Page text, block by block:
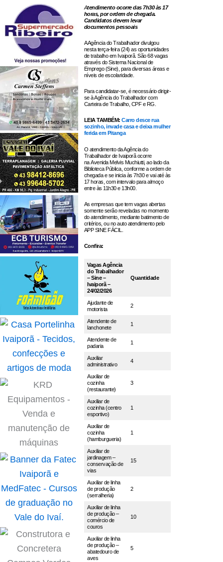
Atendimento ocorre das 7h30 às 17
horas, por ordem de chegada.
Candidatos devem levar
documentos pessoais
A Agência do Trabalhador divulgou
nesta terça-feira (24) as oportunidades
de trabalho em Ivaiporã. São 68 vagas
através do Sistema Nacional de
Emprego (Sine), para diversas áreas e
níveis de escolaridade.
Para candidatar-se, é necessário dirigir-
se à Agência do Trabalhador com
Carteira de Trabalho, CPF e RG.
LEIA TAMBÉM:Carro desce rua
sozinho, invade casa e deixa mulher
ferida em Pitanga
O atendimento da Agência do
Trabalhador de Ivaiporã ocorre
na Avenida Melvis Muchiutti, ao lado da
Biblioteca Pública, conforme a ordem de
chegada e se inicia às 7h30 e vai até às
17 horas, com intervalo para almoço
entre às 11h30 e 13h00.
As empresas que tem vagas abertas
somente serão reveladas no momento
do atendimento, mediante batimento de
critérios, ou no auto atendimento pelo
APP SINE FÁCIL.
Confira:
Vagas Agência
do Trabalhador
– Sine –
Ivaiporã –
24/02/2026
Quantidade
Ajudante de
motorista
2
Atendente de
lanchonete
1
Atendente de
padaria
1
Auxiliar
administrativo
4
Auxiliar de
cozinha
(restaurante)
3
Auxiliar de
cozinha (centro
esportivo)
1
Auxiliar de
cozinha
(hamburgueria)
1
Auxiliar de
jardinagem –
conservação de
vias
15
Auxiliar de linha
de produção
(serralheria)
2
Auxiliar de linha
de produção –
comércio de
couros
10
Auxiliar de linha
de produção –
abatedouro de
aves
5